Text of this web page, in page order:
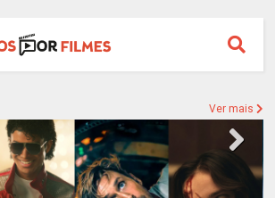
Ver mais